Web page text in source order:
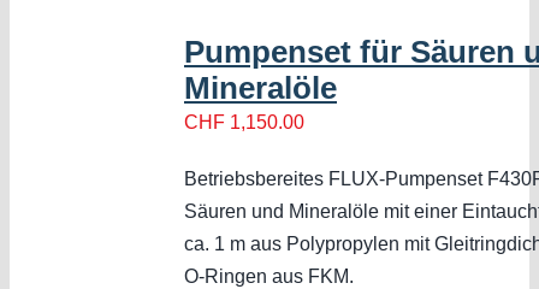
Pumpenset für Säuren
Mineralöle
CHF 1,150.00
Betriebsbereites FLUX-Pumpenset
Säuren und Mineralöle mit einer
ca. 1 m aus Polypropylen mit
O-Ringen aus FKM.